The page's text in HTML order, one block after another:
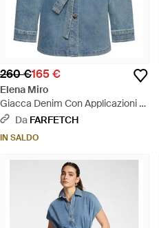
260 €165 €
Elena Miro
Giacca Denim Con Applicazioni -
Blu Da FARFETCH
IN SALDO